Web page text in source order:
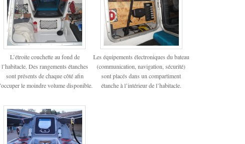
L’étroite couchette au fond de
l’habitacle. Des rangements étanches
sont présents de chaque côté afin
le moindre volume disponible.
Les équipements électroniques du bateau
(communication, navigation, sécurité)
sont placés dans un compartiment
étanche à l’intérieur de l’habitacle.